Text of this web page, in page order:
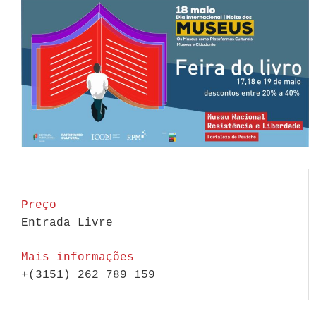
Preço
Entrada Livre
Mais informações
+(3151) 262 789 159